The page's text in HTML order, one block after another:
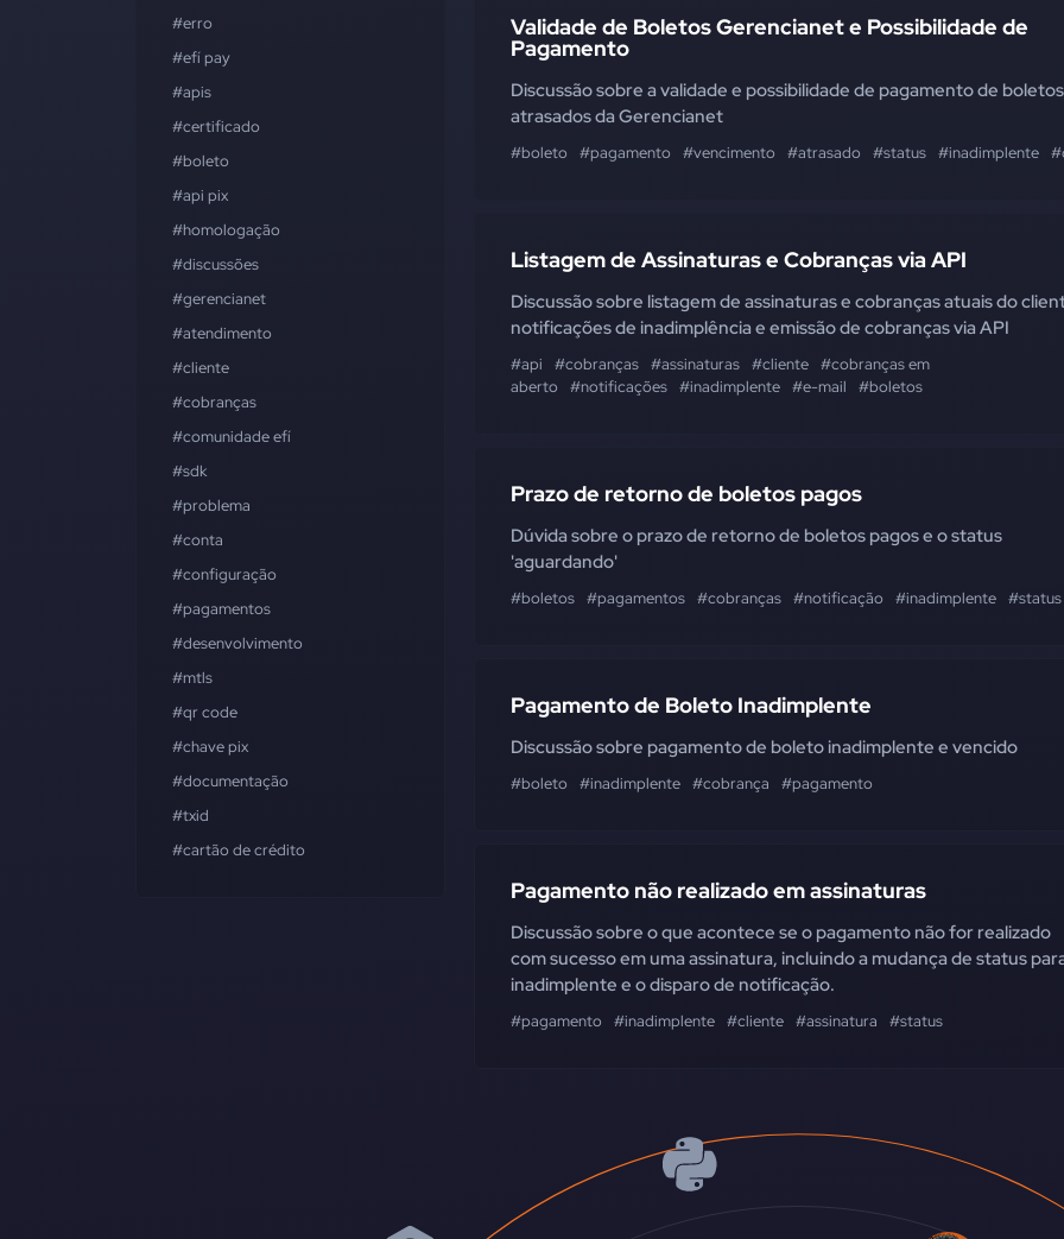
#erro
#efí pay
#apis
#certificado
#boleto
#api pix
#homologação
#discussões
#gerencianet
#atendimento
#cliente
#cobranças
#comunidade efí
#sdk
#problema
#conta
#configuração
#pagamentos
#desenvolvimento
#mtls
#qr code
#chave pix
#documentação
#txid
#cartão de crédito
Validade de Boletos Gerencianet e Possibilidade de
Pagamento
Discussão sobre a validade e possibilidade de pagamento de boletos
atrasados da Gerencianet
#boleto #pagamento #vencimento #atrasado #status #inadimplente
Listagem de Assinaturas e Cobranças via API
Discussão sobre listagem de assinaturas e cobranças atuais do
notificações de inadimplência e emissão de cobranças via API
#api #cobranças #assinaturas #cliente #cobranças em
aberto
#notificações #inadimplente #e-mail #boletos
Prazo de retorno de boletos pagos
Dúvida sobre o prazo de retorno de boletos pagos e o status
'aguardando'
#boletos #pagamentos #cobranças #notificação #inadimplente #status
Pagamento de Boleto Inadimplente
Discussão sobre pagamento de boleto inadimplente e vencido
#boleto #inadimplente #cobrança #pagamento
Pagamento não realizado em assinaturas
Discussão sobre o que acontece se o pagamento não for realizado
com sucesso em uma assinatura, incluindo a mudança de status
inadimplente e o disparo de notificação.
#pagamento #inadimplente #cliente #assinatura #status